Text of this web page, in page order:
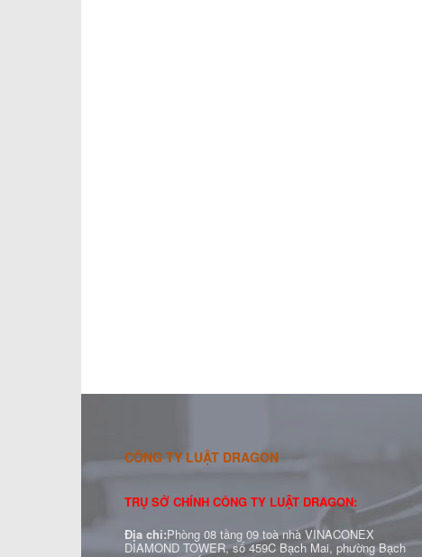
CÔNG TY LUẬT DRAGON
TRỤ SỞ CHÍNH CÔNG TY LUẬT DRAGON:
Địa chỉ:Phòng 08 tầng 09 toà nhà VINACONEX
DIAMOND TOWER, số 459C Bạch Mai, phường Bạch